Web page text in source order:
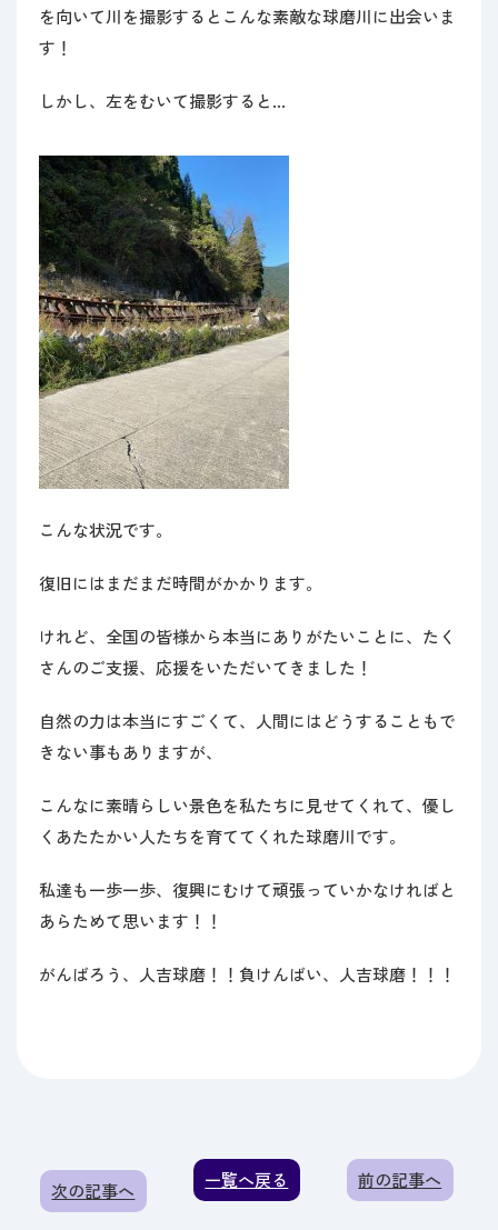
を向いて川を撮影するとこんな素敵な球磨川に出会いま
す！
しかし、左をむいて撮影すると…
こんな状況です。
復旧にはまだまだ時間がかかります。
けれど、全国の皆様から本当にありがたいことに、たく
さんのご支援、応援をいただいてきました！
自然の力は本当にすごくて、人間にはどうすることもで
きない事もありますが、
こんなに素晴らしい景色を私たちに見せてくれて、優し
くあたたかい人たちを育ててくれた球磨川です。
私達も一歩一歩、復興にむけて頑張っていかなければと
あらためて思います！！
がんばろう、人吉球磨！！負けんばい、人吉球磨！！！
次の記事へ 一覧へ戻る 前の記事へ